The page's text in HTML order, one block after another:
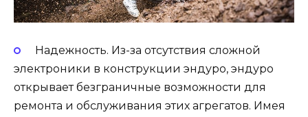
Надежность. Из-за отсутствия сложной
электроники в конструкции эндуро, эндуро
открывает безграничные возможности для
ремонта и обслуживания этих агрегатов. Имея